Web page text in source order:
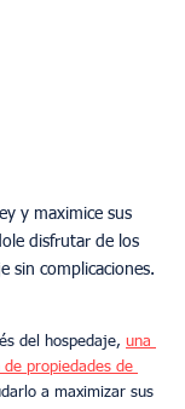
y maximice sus
disfrutar de los
sin complicaciones.
del hospedaje, una
propiedades de
a maximizar sus